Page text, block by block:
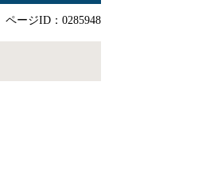
ページID：0285948